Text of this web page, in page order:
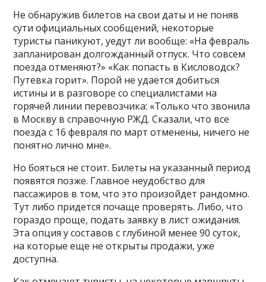
Не обнаружив билетов на свои даты и не поняв
сути официальных сообщений, некоторые
туристы паникуют, уедут ли вообще: «На февраль
запланирован долгожданный отпуск. Что совсем
поезда отменяют?» «Как попасть в Кисловодск?
Путевка горит». Порой не удается добиться
истины и в разговоре со специалистами на
горячей линии перевозчика: «Только что звонила
в Москву в справочную РЖД. Сказали, что все
поезда с 16 февраля по март отменены, ничего не
понятно лично мне».
Но бояться не стоит. Билеты на указанный период
появятся позже. Главное неудобство для
пассажиров в том, что это произойдет рандомно.
Тут либо придется почаще проверять. Либо, что
гораздо проще, подать заявку в лист ожидания.
Эта опция у составов с глубиной менее 90 суток,
на которые еще не открыты продажи, уже
доступна.